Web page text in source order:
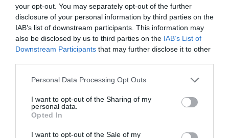
your opt-out. You may separately opt-out of the further
disclosure of your personal information by third parties on the
IAB’s list of downstream participants. This information may
also be disclosed by us to third parties on the IAB’s List of
Downstream Participants that may further disclose it to other
Please note that this website/app uses one or more Google
not limited to your visit or usage behaviour. You may click to
grant or deny consent to Google and its third-party tags to
use your data for below specified purposes in below Google
consent section.
Personal Data Processing Opt Outs
I want to opt-out of the Sharing of my
personal data.
Opted In
I want to opt-out of the Sale of my
Címlapfotó: The Scientist
Ne maradjon le a legfrissebb hírekről, kövessen
bennünket az EGRI ÜGYEK Google Hírek oldalán!